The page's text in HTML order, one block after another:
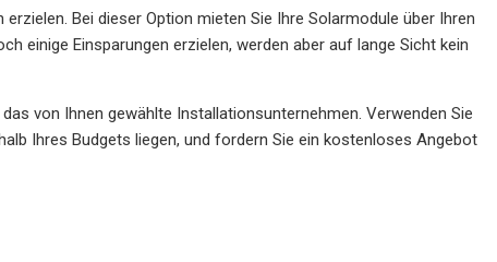
Bei dieser Option mieten Sie Ihre Solarmodule über Ihren
einige Einsparungen erzielen, werden aber auf lange Sicht kein
von Ihnen gewählte Installationsunternehmen. Verwenden Sie
Ihres Budgets liegen, und fordern Sie ein kostenloses Angebot